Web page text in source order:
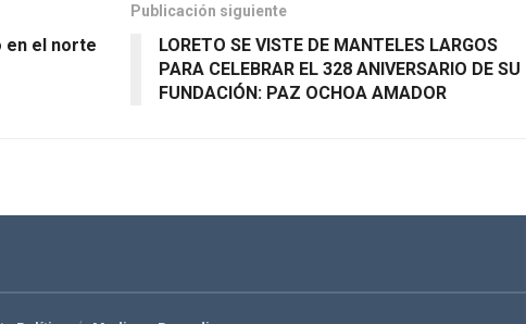
en el norte
Publicación siguiente
LORETO SE VISTE DE MANTELES LARGOS
PARA CELEBRAR EL 328 ANIVERSARIO DE SU
FUNDACIÓN: PAZ OCHOA AMADOR